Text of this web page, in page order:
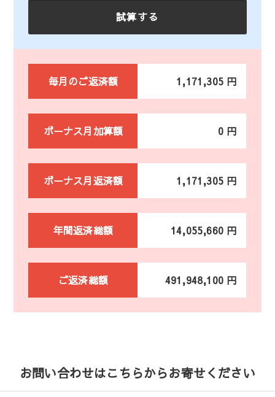
毎月のご返済額 1,171,305 円
ボーナス月加算額 0 円
ボーナス月返済額 1,171,305 円
年間返済総額 14,055,660 円
ご返済総額 491,948,100 円
お問い合わせはこちらからお寄せください